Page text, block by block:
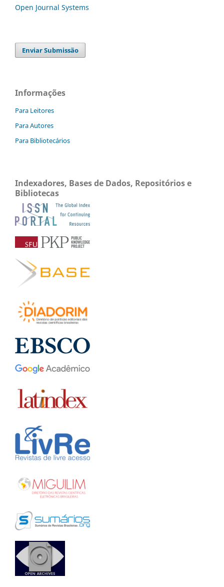
Open Journal Systems
Enviar Submissão
Informações
Para Leitores
Para Autores
Para Bibliotecários
Indexadores, Bases de Dados, Repositórios e
Bibliotecas